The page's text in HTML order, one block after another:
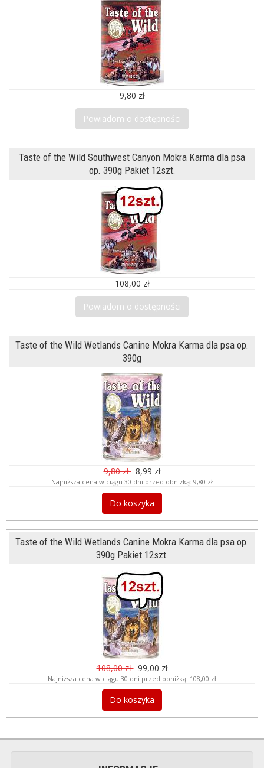
9,80 zł
Powiadom o dostępności
Taste of the Wild Southwest Canyon Mokra Karma dla psa
op. 390g Pakiet 12szt.
108,00 zł
Powiadom o dostępności
Taste of the Wild Wetlands Canine Mokra Karma dla psa op.
390g
9,80 zł 8,99 zł
Najniższa cena w ciągu 30 dni przed obniżką: 9,80 zł
Do koszyka
Taste of the Wild Wetlands Canine Mokra Karma dla psa op.
390g Pakiet 12szt.
108,00 zł 99,00 zł
Najniższa cena w ciągu 30 dni przed obniżką: 108,00 zł
Do koszyka